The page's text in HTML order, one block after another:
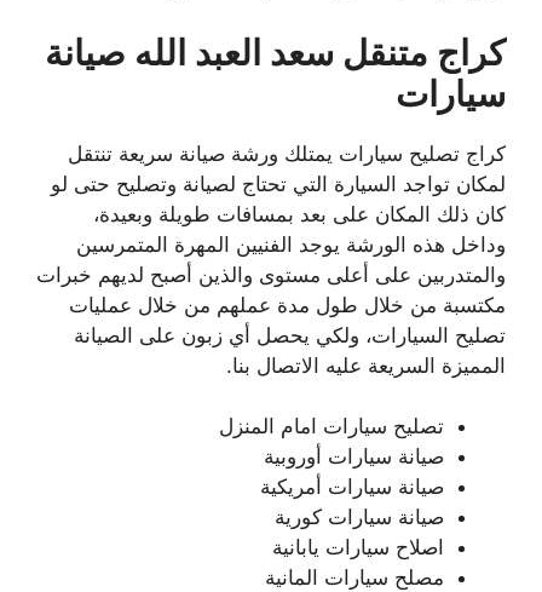
كراج متنقل سعد العبد الله صيانة
سيارات
كراج تصليح سيارات يمتلك ورشة صيانة سريعة تنتقل
لمكان تواجد السيارة التي تحتاج لصيانة وتصليح حتى لو
كان ذلك المكان على بعد بمسافات طويلة وبعيدة،
وداخل هذه الورشة يوجد الفنيين المهرة المتمرسين
والمتدربين على أعلى مستوى والذين أصبح لديهم خبرات
مكتسبة من خلال طول مدة عملهم من خلال عمليات
تصليح السيارات، ولكي يحصل أي زبون على الصيانة
المميزة السريعة عليه الاتصال بنا.
تصليح سيارات امام المنزل
صيانة سيارات أوروبية
صيانة سيارات أمريكية
صيانة سيارات كورية
اصلاح سيارات يابانية
مصلح سيارات المانية